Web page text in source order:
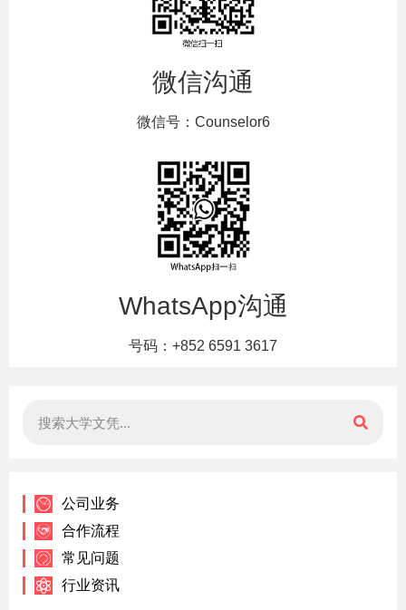
微信沟通
微信号：Counselor6
WhatsApp沟通
号码：+852 6591 3617
公司业务
合作流程
常见问题
行业资讯